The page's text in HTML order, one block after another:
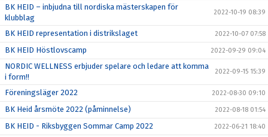
BK HEID – inbjudna till nordiska mästerskapen för
klubblag
2022-10-19 08:39
BK HEID representation i distrikslaget 2022-10-07 07:58
BK HEID Höstlovscamp 2022-09-29 09:04
NORDIC WELLNESS erbjuder spelare och ledare att komma
i form!!
2022-09-15 15:39
Föreningsläger 2022 2022-08-30 09:10
BK Heid årsmöte 2022 (påminnelse) 2022-08-18 01:54
BK HEID - Riksbyggen Sommar Camp 2022 2022-06-21 18:40